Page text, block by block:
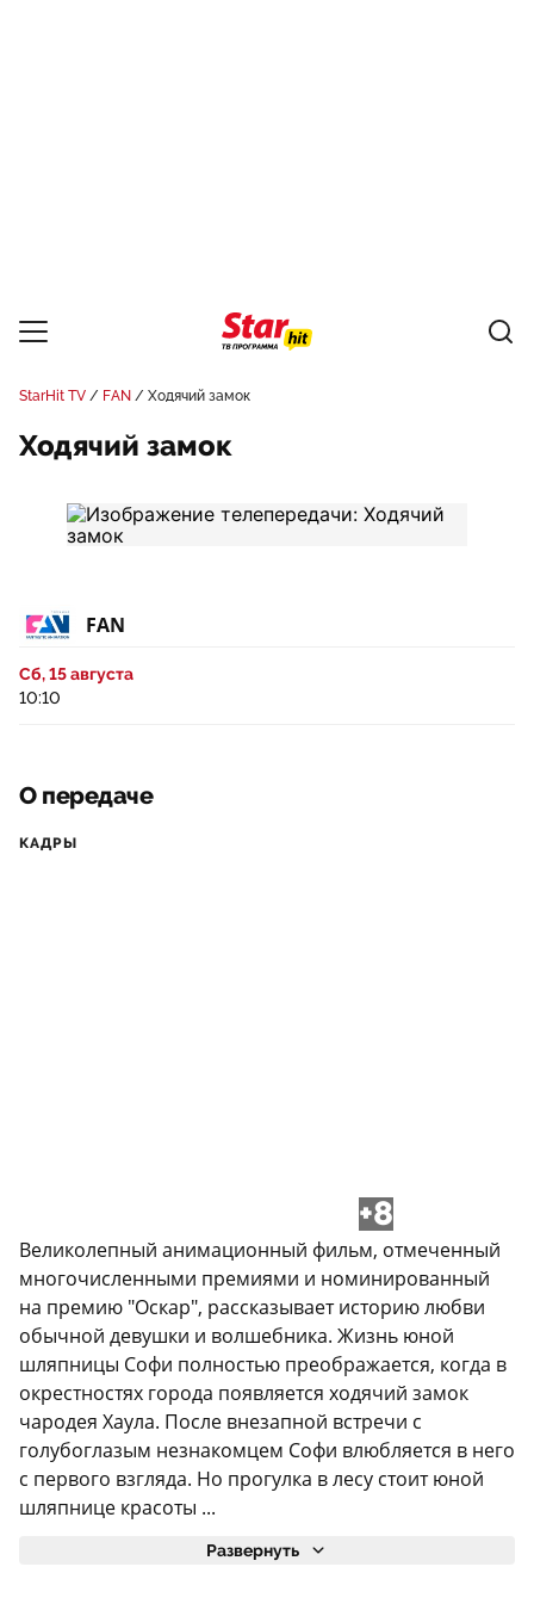
StarHit TV FAN Ходячий замок
Ходячий замок
FAN
Сб, 15 августа
10:10
О передаче
КАДРЫ
+8
Великолепный анимационный фильм, отмеченный
многочисленными премиями и номинированный
на премию "Оскар", рассказывает историю любви
обычной девушки и волшебника. Жизнь юной
шляпницы Софи полностью преображается, когда в
окрестностях города появляется ходячий замок
чародея Хаула. После внезапной встречи с
голубоглазым незнакомцем Софи влюбляется в него
с первого взгляда. Но прогулка в лесу стоит юной
шляпнице красоты ...
Развернуть